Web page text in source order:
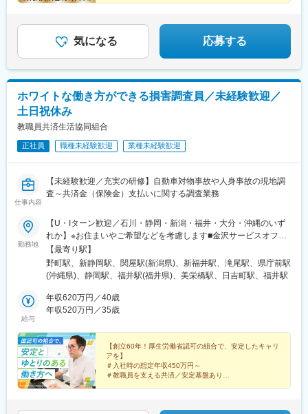
＜九州・沖縄＞・福岡：福岡市、北九州市、久留米市・長崎：長
★一部リモート勤務※配属先による
気になる 応募する
ホワイトな働き方ができる損害調査員／未経験歓迎／
土日祝休み
教職員共済生活協同組合
正社員 職種未経験歓迎 業種未経験歓迎
仕事内容
【未経験歓迎／充実の研修】自動車対物事故や人身事故の現地調
査～共済金（保険金）支払いに関する調査業務
勤務地
【U・Iターン歓迎／石川・静岡・新潟・福井・大分・沖縄のいず
れか】※お住まいやご希望などを考慮します■金沢サービスオフィ
ス（金沢市香林坊）野町駅バス停「香林坊」より徒歩3分、自動車
通勤相談可※受動喫煙対策：あり（屋内喫煙可能場所なし）■静岡
サービスオフィス（静岡市葵区駿府町）「静岡」駅より徒歩10分
（新潟市中央区新光町）JR「新潟」駅より車で約10分※屋内喫煙
可能場所なし、自動車通勤OK■福井サービスオフィス（福井市大
能場所なし■大分サービスオフィス（大分市大字下郡）JR「大
分」駅より車で約15分※屋内喫煙可能場所なし、屋外あり、自動
車通勤OK■那覇サービスオフィス（那覇市）ゆいレール「県庁前
駅」より徒歩8分※屋内喫煙可能場所あり、自動車通勤NG※所在地
の詳細は、下記の勤務地一覧をご覧ください
【最寄り駅】
野町駅、新静岡駅、関屋駅(新潟県)、新福井駅、滝尾駅、県庁前駅
(沖縄県)、静岡駅、福井駅(福井県)、美栄橋駅、日吉町駅、福井駅
給与
年収620万円／40歳
年収520万円／35歳
【創立60年！厚生労働省認可の組合で、安定したキャリ
アを】
＃入社時の想定年収450万円～
＃教職員を支える共済／安定基盤あり